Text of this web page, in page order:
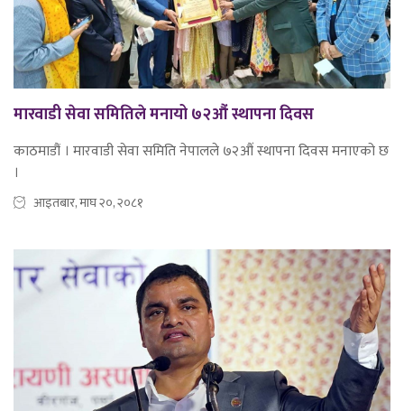
मारवाडी सेवा समितिले मनायो ७२औं स्थापना दिवस
काठमाडौं । मारवाडी सेवा समिति नेपालले ७२औं स्थापना दिवस मनाएको छ
।
आइतबार, माघ २०, २०८१